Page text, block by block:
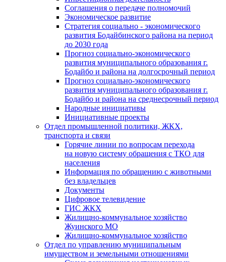
Соглашения о передаче полномочий
Экономическое развитие
Стратегия социально - экономического
развития Бодайбинского района на период
до 2030 года
Прогноз социально-экономического
развития муниципального образования г.
Бодайбо и района на долгосрочный период
Прогноз социально-экономического
развития муниципального образования г.
Бодайбо и района на среднесрочный период
Народные инициативы
Инициативные проекты
Отдел промышленной политики, ЖКХ,
транспорта и связи
Горячие линии по вопросам перехода
на новую систему обращения с ТКО для
населения
Информация по обращению с животными
без владельцев
Документы
Цифровое телевидение
ГИС ЖКХ
Жилищно-коммунальное хозяйство
Жуинского МО
Жилищно-коммунальное хозяйство
Отдел по управлению муниципальным
имуществом и земельными отношениями